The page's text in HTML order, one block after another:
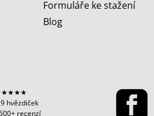
Formuláře ke stažení
Blog
hvězdiček
recenzí